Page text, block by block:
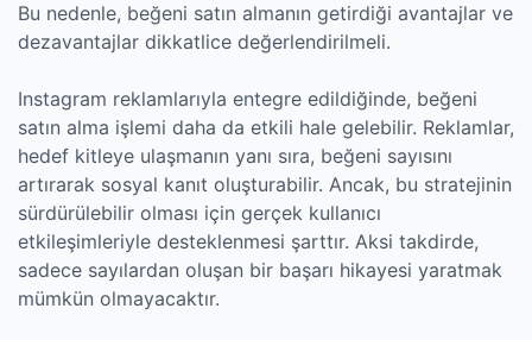
Bu nedenle, beğeni satın almanın getirdiği avantajlar ve
dezavantajlar dikkatlice değerlendirilmeli.
Instagram reklamlarıyla entegre edildiğinde, beğeni
satın alma işlemi daha da etkili hale gelebilir. Reklamlar,
hedef kitleye ulaşmanın yanı sıra, beğeni sayısını
artırarak sosyal kanıt oluşturabilir. Ancak, bu stratejinin
sürdürülebilir olması için gerçek kullanıcı
etkileşimleriyle desteklenmesi şarttır. Aksi takdirde,
sadece sayılardan oluşan bir başarı hikayesi yaratmak
mümkün olmayacaktır.